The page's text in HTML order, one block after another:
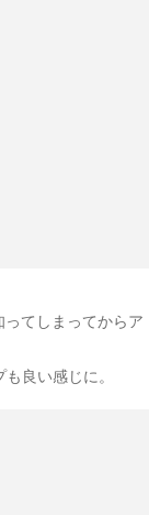
てしまってからア
良い感じに。